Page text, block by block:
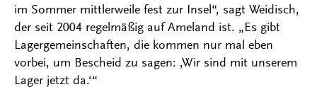
im Sommer mittlerweile fest zur Insel“, sagt Weidisch,
der seit 2004 regelmäßig auf Ameland ist. „Es gibt
Lagergemeinschaften, die kommen nur mal eben
vorbei, um Bescheid zu sagen: ‚Wir sind mit unserem
Lager jetzt da.‘“